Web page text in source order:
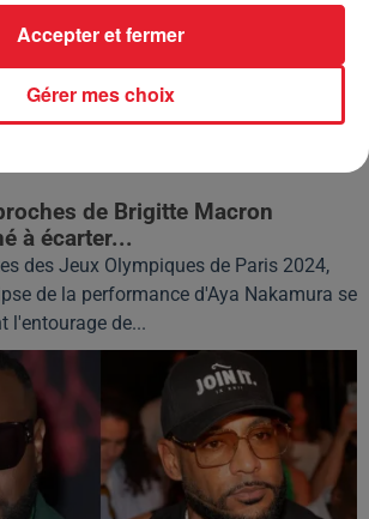
de Brigitte Macron
à écarter...
des Jeux Olympiques de Paris 2024,
de la performance d'Aya Nakamura se
l'entourage de...
Gérer mes choix
Accepter et fermer